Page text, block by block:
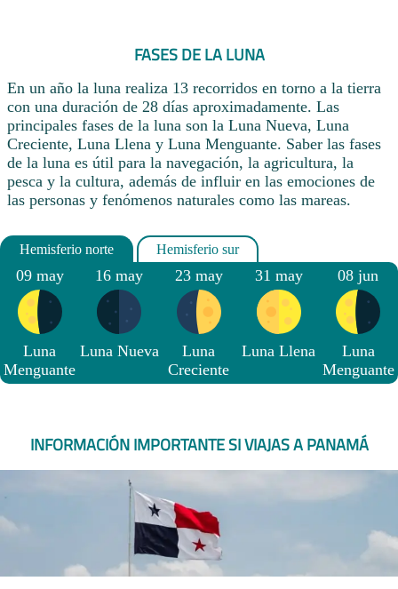
FASES DE LA LUNA
En un año la luna realiza 13 recorridos en torno a la tierra
con una duración de 28 días aproximadamente. Las
principales fases de la luna son la Luna Nueva, Luna
Creciente, Luna Llena y Luna Menguante. Saber las fases
de la luna es útil para la navegación, la agricultura, la
pesca y la cultura, además de influir en las emociones de
las personas y fenómenos naturales como las mareas.
09 may
Luna
Menguante
16 may
Luna Nueva
23 may
Luna
Creciente
31 may
Luna Llena
08 jun
Luna
Menguante
INFORMACIÓN IMPORTANTE SI VIAJAS A PANAMÁ